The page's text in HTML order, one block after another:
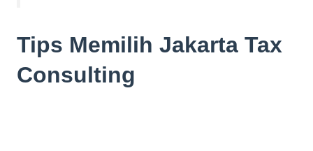
Tips Memilih Jakarta Tax
Consulting